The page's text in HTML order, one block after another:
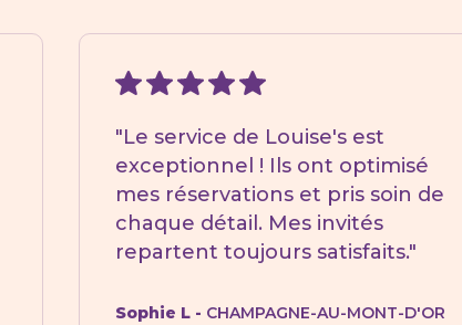
"Le service de Louise's est
exceptionnel ! Ils ont optimisé
mes réservations et pris soin de
chaque détail. Mes invités
repartent toujours satisfaits."
Sophie L - CHAMPAGNE-AU-MONT-D'OR